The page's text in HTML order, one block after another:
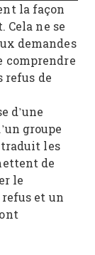
la façon
Cela ne se
demandes
comprendre
refus de
d’une
groupe
les
de
le
et un